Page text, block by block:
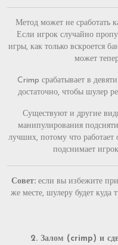
Метод может не сработать
Если игрок случайно
игры, как только вскроется
может
Crimp срабатывает в
достаточно, чтобы шулер
Существуют и другие
манипулирования
лучших, потому что работает
подснимает
Совет: если вы избежите
же месте, шулеру будет куда
2. Залом (crimp) и